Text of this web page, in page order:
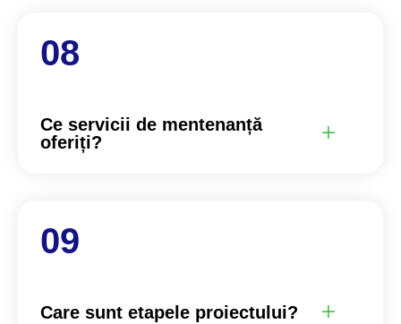
Ce servicii de mentenanță
oferiți?
Care sunt etapele proiectului?